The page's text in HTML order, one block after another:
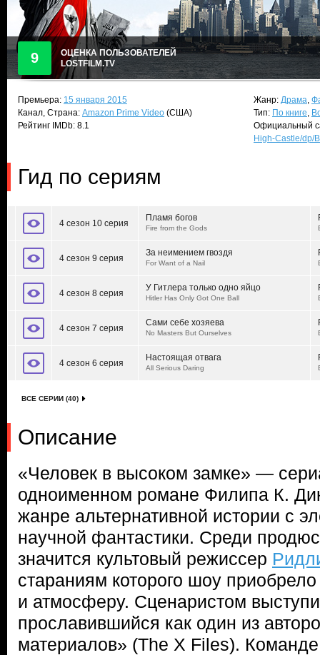
9
ОЦЕНКА ПОЛЬЗОВАТЕЛЕЙ
LOSTFILM.TV
Премьера: 15 января 2015
Канал, Страна: Amazon Prime Video (США)
Рейтинг IMDb: 8.1
Жанр: Драма,
Тип: По книге,
Официальный
High-Castle/dp/
Гид по сериям
4 сезон 10 серия
Пламя богов
Fire from the Gods
4 сезон 9 серия
За неимением гвоздя
For Want of a Nail
4 сезон 8 серия
У Гитлера только одно яйцо
Hitler Has Only Got One Ball
4 сезон 7 серия
Сами себе хозяева
No Masters But Ourselves
4 сезон 6 серия
Настоящая отвага
All Serious Daring
ВСЕ СЕРИИ (40)
Описание
«Человек в высоком замке» —
одноименном романе Филипа К.
жанре альтернативной истории с
научной фантастики. Среди
значится культовый режиссер
стараниям которого шоу
и атмосферу. Сценаристом
прославившийся как один из
материалов» (The X Files).